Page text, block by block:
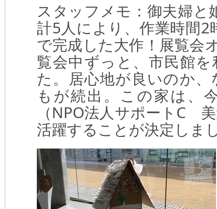
スタッフメモ：御夫婦と
計5人により、作業時間
で完成した大作！展覧会
覧会中ずっと、市民館
た。居心地が良いのか
もが続出。この家は、
（NPO法人サポートC
活躍することが決定しま